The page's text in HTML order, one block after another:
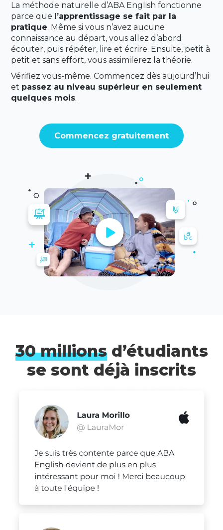
La méthode naturelle d’ABA English fonctionne
parce que l’apprentissage se fait par la
pratique. Même si vous n’avez aucune
connaissance au départ, vous allez d’abord
écouter, puis répéter, lire et écrire. Ensuite, petit à
petit et sans effort, vous assimilerez la théorie.
Vérifiez vous-même. Commencez dès aujourd’hui
et passez au niveau supérieur en seulement
quelques mois.
Commencez gratuitement
30 millionsd’étudiants
se sont déjà inscrits